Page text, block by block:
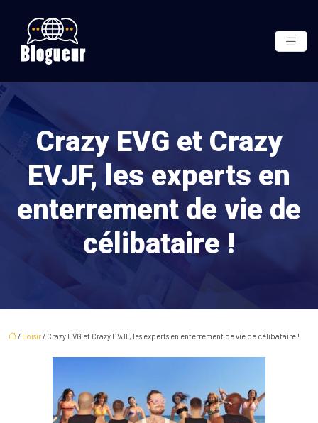
Crazy EVG et Crazy
EVJF, les experts en
enterrement de vie de
célibataire !
/ Loisir/ Crazy EVG et Crazy EVJF, les experts en enterrement de vie de célibataire !